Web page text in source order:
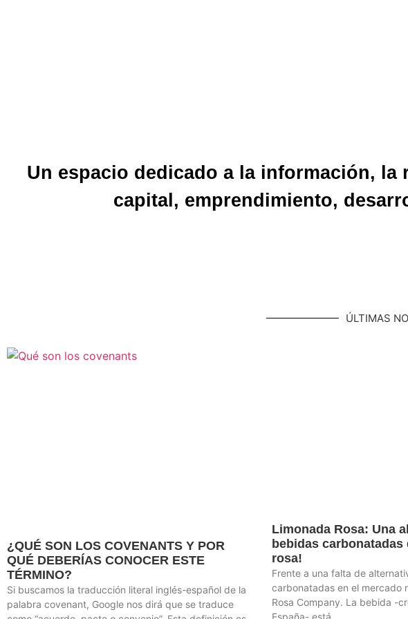
Un espacio dedicado a la información,
capital, emprendimiento,
ÚLTIMAS
¿QUÉ SON LOS COVENANTS Y POR
QUÉ DEBERÍAS CONOCER ESTE
TÉRMINO?
Si buscamos la traducción literal inglés-español de la
palabra covenant, Google nos dirá que se traduce
Limonada Rosa: Una
bebidas carbonatadas
rosa!
Frente a una falta de
carbonatadas en el mercado
Rosa Company. La bebida -